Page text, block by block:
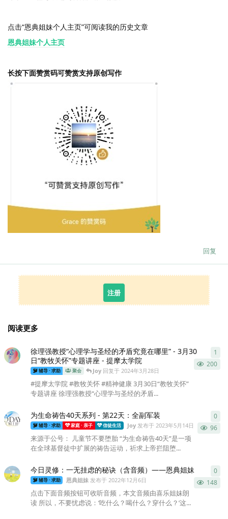
点击“恩典姐妹个人主页”可阅读我的历史文章
恩典姐妹个人主页
长按下面赞赏码可赞赏支持原创写作
回复
注册
阅读更多
徐理强教授“心理学与圣经的矛盾究竟在哪里” - 3月30
日“教牧关怀”专题讲座 - 提摩太学院
辅导 · 求助 聚会 Joy回复于 2024年3月28日
200
#提摩太学院 #教牧关怀 #精神健康 3月30日“教牧关怀”
专题讲座 徐理强教授“心理学与圣经的矛盾...
1
为生命祷告40天系列 - 第22天：全副军装
辅导 · 求助 家庭 · 亲子 信徒生活 Joy 发布于2023年5月14日 96
来源于公号： 儿童节不要堕胎 “为生命祷告40天”是一项
在全球基督徒中扩展的祷告运动，祈求上帝拦阻堕...
0
今日灵修：一无挂虑的秘诀（含音频）——恩典姐妹
辅导 · 求助 恩典姐妹 发布于2022年12月6日 148
点击下面音频按钮可收听音频，本文音频由喜乐姐妹朗
读 所以，不要忧虑说：‘吃什么？喝什么？穿什么？’这...
0